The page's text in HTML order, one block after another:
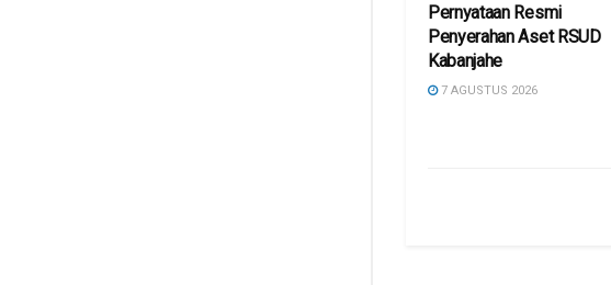
Pernyataan Resmi
Penyerahan Aset RSUD
Kabanjahe
7 AGUSTUS 2026